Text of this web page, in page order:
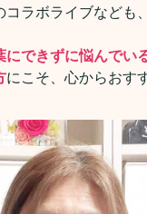
コラボライブなども
にできずに悩んでい
にこそ、心からおす